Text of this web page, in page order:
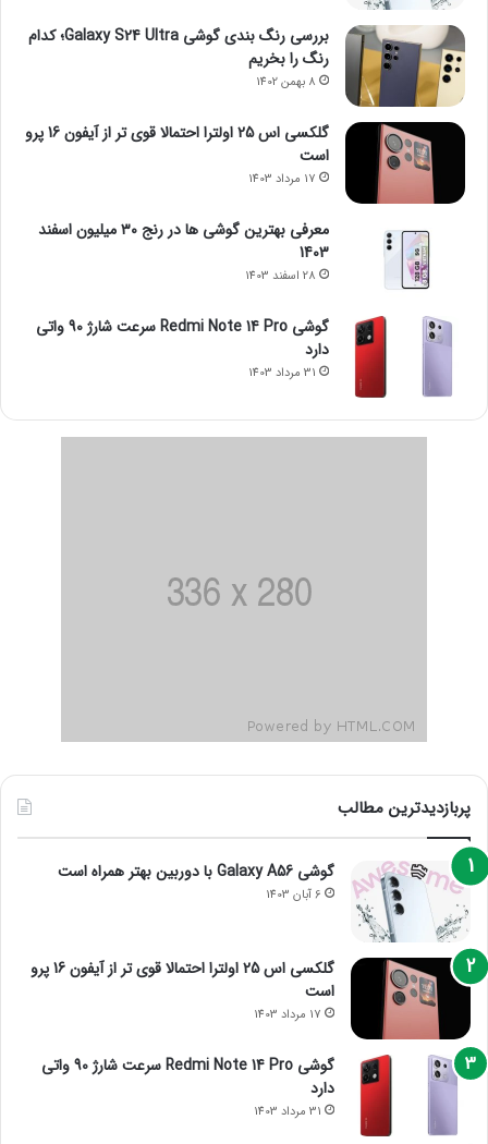
بررسی رنگ بندی گوشی Galaxy S24 Ultra؛ کدام
رنگ را بخریم
8 بهمن 1402
گلکسی اس 25 اولترا احتمالا قوی تر از آیفون 16 پرو
است
17 مرداد 1403
معرفی بهترین گوشی ها در رنج ۳۰ میلیون اسفند
1403
28 اسفند 1403
گوشی Redmi Note 14 Pro سرعت شارژ 90 واتی
دارد
31 مرداد 1403
پربازدیدترین مطالب
گوشی Galaxy A56 با دوربین بهتر همراه است
6 آبان 1403
گلکسی اس 25 اولترا احتمالا قوی تر از آیفون 16 پرو
است
17 مرداد 1403
گوشی Redmi Note 14 Pro سرعت شارژ 90 واتی
دارد
31 مرداد 1403